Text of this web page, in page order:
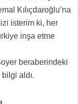
Kılıçdaroğlu’na
isterim ki, her
inşa etme
beraberindeki
aldı.